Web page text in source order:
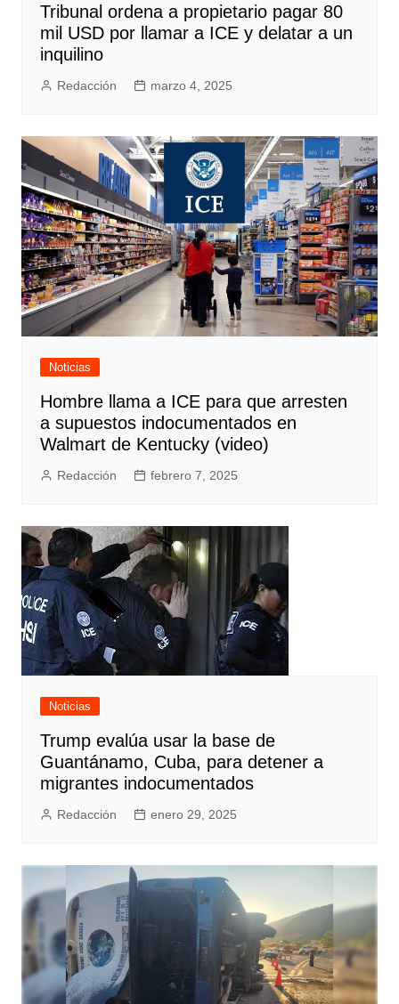
Tribunal ordena a propietario pagar 80
mil USD por llamar a ICE y delatar a un
inquilino
Redacción marzo 4, 2025
Noticias
Hombre llama a ICE para que arresten
a supuestos indocumentados en
Walmart de Kentucky (video)
Redacción febrero 7, 2025
Noticias
Trump evalúa usar la base de
Guantánamo, Cuba, para detener a
migrantes indocumentados
Redacción enero 29, 2025